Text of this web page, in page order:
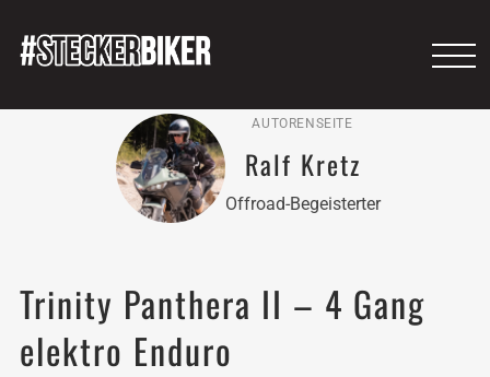
AUTORENSEITE
Ralf Kretz
Offroad-Begeisterter
Trinity Panthera II – 4 Gang
elektro Enduro